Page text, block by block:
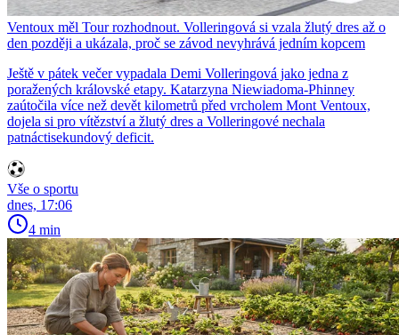
Ventoux měl Tour rozhodnout. Volleringová si vzala žlutý dres až o
den později a ukázala, proč se závod nevyhrává jedním kopcem
Ještě v pátek večer vypadala Demi Volleringová jako jedna z
poražených královské etapy. Katarzyna Niewiadoma-Phinney
zaútočila více než devět kilometrů před vrcholem Mont Ventoux,
dojela si pro vítězství a žlutý dres a Volleringové nechala
patnáctisekundový deficit.
Vše o sportu
dnes, 17:06
4 min